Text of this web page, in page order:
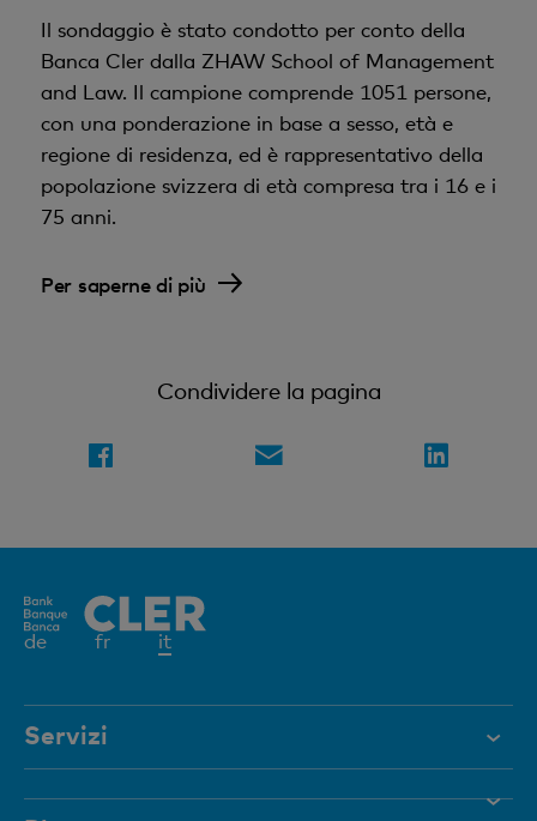
Il sondaggio è stato condotto per conto della
Banca Cler dalla ZHAW School of Management
and Law. Il campione comprende 1051 persone,
con una ponderazione in base a sesso, età e
regione di residenza, ed è rappresentativo della
popolazione svizzera di età compresa tra i 16 e i
75 anni.
Per saperne di più
Condividere la pagina
de fr itElemento
Servizi